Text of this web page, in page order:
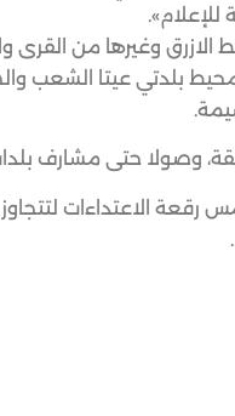
وغيرها من القرى
محيط بلدتي عيتا الشعب
وصولا حتى مشارف
رقعة الاعتداءات